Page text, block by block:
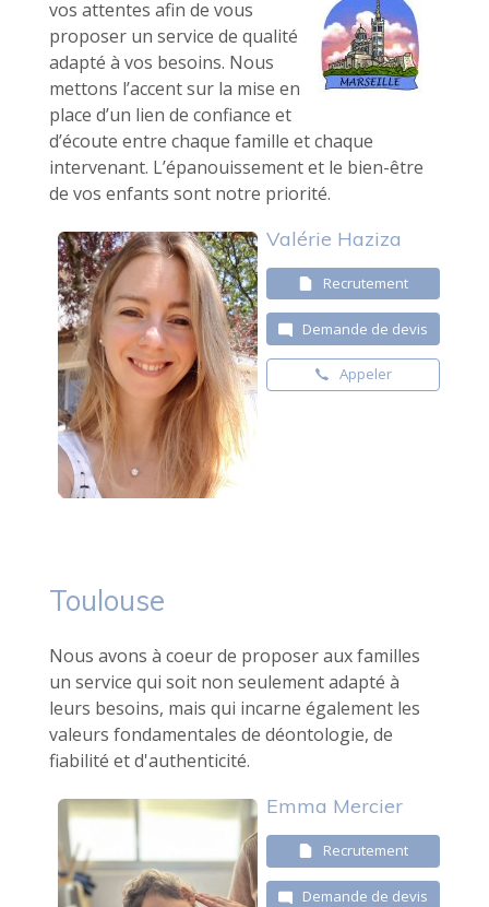
vos attentes afin de vous
proposer un service de qualité
adapté à vos besoins. Nous
mettons l’accent sur la mise en
place d’un lien de confiance et
d’écoute entre chaque famille et chaque
intervenant. L’épanouissement et le bien-être
de vos enfants sont notre priorité.
Valérie Haziza
Recrutement
Demande de devis
Appeler
Toulouse
Nous avons à coeur de proposer aux familles
un service qui soit non seulement adapté à
leurs besoins, mais qui incarne également les
valeurs fondamentales de déontologie, de
fiabilité et d'authenticité.
Emma Mercier
Recrutement
Demande de devis